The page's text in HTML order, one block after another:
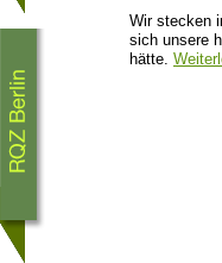
Wir stecken
sich unsere
hätte.